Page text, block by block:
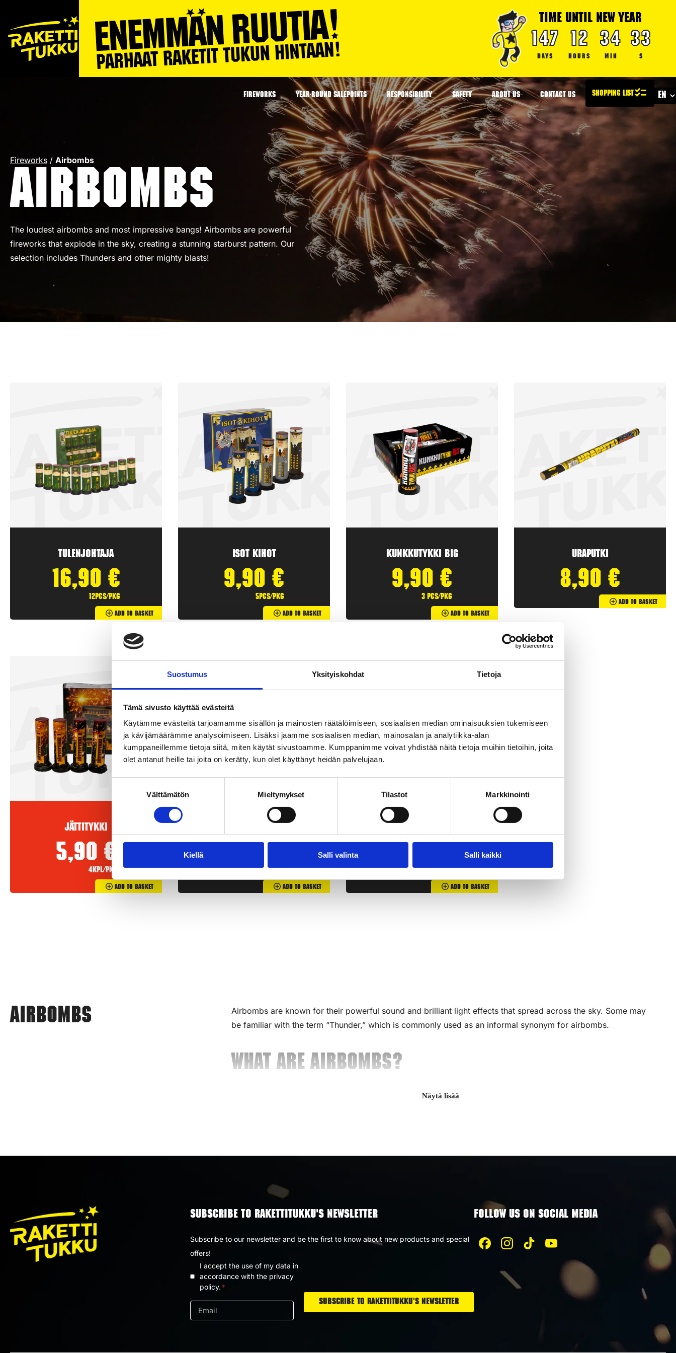
Suostumus Yksityiskohdat Tietoja
Tämä sivusto käyttää evästeitä
Käytämme evästeitä tarjoamamme sisällön ja mainosten räätälöimiseen, sosiaalisen median ominaisuuksien tukemiseen
ja kävijämäärämme analysoimiseen. Lisäksi jaamme sosiaalisen median, mainosalan ja analytiikka-alan
kumppaneillemme tietoja siitä, miten käytät sivustoamme. Kumppanimme voivat yhdistää näitä tietoja muihin tietoihin, joita
olet antanut heille tai joita on kerätty, kun olet käyttänyt heidän palvelujaan.
Välttämätön Mieltymykset Tilastot Markkinointi
Kiellä Salli valinta Salli kaikki
TIME UNTIL NEW YEAR
147
DAYS
12
HOURS
34
MIN
33
S
FIREWORKS YEAR-ROUND SALEPOINTS RESPONSIBILITY SAFETY ABOUT US CONTACT US
Fireworks / Airbombs
Airbombs
The loudest airbombs and most impressive bangs! Airbombs are powerful
fireworks that explode in the sky, creating a stunning starburst pattern. Our
selection includes Thunders and other mighty blasts!
Tulenjohtaja
16,90 €
12pcs/pkg
Add To Basket
Isot Kihot
9,90 €
5pcs/pkg
Add To Basket
Kunkkutykki Big
9,90 €
3 pcs/pkg
Add To Basket
Uraputki
8,90 €
Add To Basket
Jättitykki
5,90 €
4kpl/pkt
Add To Basket Add To Basket Add To Basket
Airbombs
Airbombs are known for their powerful sound and brilliant light effects that spread across the sky. Some may
be familiar with the term “Thunder,” which is commonly used as an informal synonym for airbombs.
What Are Airbombs?
Airbombs Offer a Beautiful Light Show
light effects in the sky, blending bright colors and various explosion patterns. The color range of these
fireworks spans classic reds and blues to intricate patterns that spread across the sky. This visual appeal
makes airbombs an excellent choice for creating a memorable celebration.
Choose the Right Airbombs from Rakettitukku
Rakettitukku’s selection offers a wide variety of airbombs perfect for any celebration. Our products are
Näytä lisää
SUBSCRIBE TO RAKETTITUKKU'S NEWSLETTER
Subscribe to our newsletter and be the first to know about new products and special
offers!
Privacy
policy
*
I accept the use of my data in
accordance with the privacy
policy. *
Email
FOLLOW US ON SOCIAL MEDIA